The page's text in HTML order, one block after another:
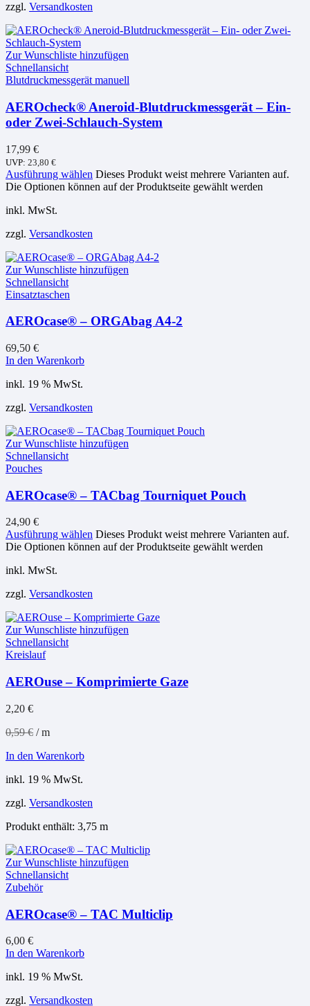
zzgl. Versandkosten
Zur Wunschliste hinzufügen
Schnellansicht
Blutdruckmessgerät manuell
AEROcheck® Aneroid-Blutdruckmessgerät – Ein-
oder Zwei-Schlauch-System
17,99 €
UVP: 23,80 €
Ausführung wählen Dieses Produkt weist mehrere Varianten auf.
Die Optionen können auf der Produktseite gewählt werden
inkl. MwSt.
zzgl. Versandkosten
Zur Wunschliste hinzufügen
Schnellansicht
Einsatztaschen
AEROcase® – ORGAbag A4-2
69,50 €
In den Warenkorb
inkl. 19 % MwSt.
zzgl. Versandkosten
Zur Wunschliste hinzufügen
Schnellansicht
Pouches
AEROcase® – TACbag Tourniquet Pouch
24,90 €
Ausführung wählen Dieses Produkt weist mehrere Varianten auf.
Die Optionen können auf der Produktseite gewählt werden
inkl. MwSt.
zzgl. Versandkosten
Zur Wunschliste hinzufügen
Schnellansicht
Kreislauf
AEROuse – Komprimierte Gaze
2,20 €
0,59€ /m
In den Warenkorb
inkl. 19 % MwSt.
zzgl. Versandkosten
Produkt enthält: 3,75 m
Zur Wunschliste hinzufügen
Schnellansicht
Zubehör
AEROcase® – TAC Multiclip
6,00 €
In den Warenkorb
inkl. 19 % MwSt.
zzgl. Versandkosten